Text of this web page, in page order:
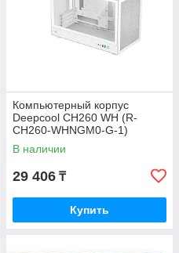
Компьютерный корпус
Deepcool CH260 WH (R-
CH260-WHNGM0-G-1)
В наличии
29 406 ₸
Купить